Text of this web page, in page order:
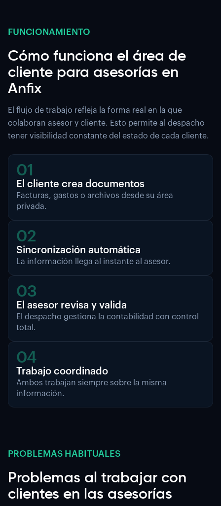
FUNCIONAMIENTO
Cómo funciona el área de
cliente para asesorías en
Anfix
El flujo de trabajo refleja la forma real en la que
colaboran asesor y cliente. Esto permite al despacho
tener visibilidad constante del estado de cada cliente.
01
El cliente crea documentos
Facturas, gastos o archivos desde su área
privada.
02
Sincronización automática
La información llega al instante al asesor.
03
El asesor revisa y valida
El despacho gestiona la contabilidad con control
total.
04
Trabajo coordinado
Ambos trabajan siempre sobre la misma
información.
PROBLEMAS HABITUALES
Problemas al trabajar con
clientes en las asesorías